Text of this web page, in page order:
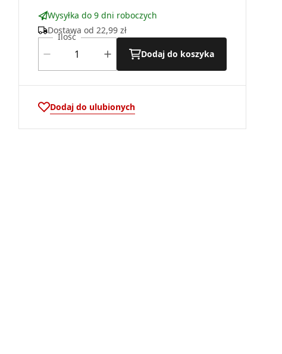
Wysyłka do 9 dni roboczych
Dostawa od 22,99 zł
Ilość
Dodaj do koszyka
Dodaj do ulubionych